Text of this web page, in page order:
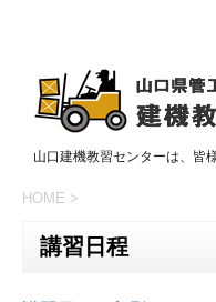
山口建機教習センターは、皆
HOME >
講習日程